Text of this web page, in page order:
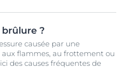
brûlure ?
causée par une
aux flammes, au frottement ou
des causes fréquentes de